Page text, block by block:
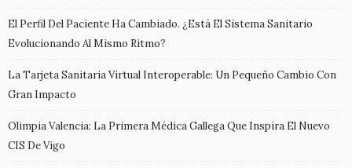
El Perfil Del Paciente Ha Cambiado. ¿Está El Sistema Sanitario
Evolucionando Al Mismo Ritmo?
La Tarjeta Sanitaria Virtual Interoperable: Un Pequeño Cambio Con
Gran Impacto
Olimpia Valencia: La Primera Médica Gallega Que Inspira El Nuevo
CIS De Vigo